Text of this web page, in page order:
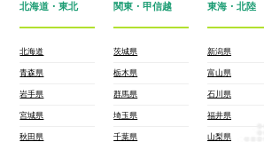
北海道・東北
北海道
青森県
岩手県
宮城県
秋田県
関東・甲信越
茨城県
栃木県
群馬県
埼玉県
千葉県
東海・北陸
新潟県
富山県
石川県
福井県
山梨県